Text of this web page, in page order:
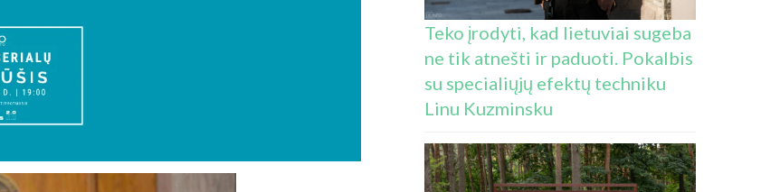
Teko įrodyti, kad lietuviai sugeba
ne tik atnešti ir paduoti. Pokalbis
su specialiųjų efektų techniku
Linu Kuzminsku